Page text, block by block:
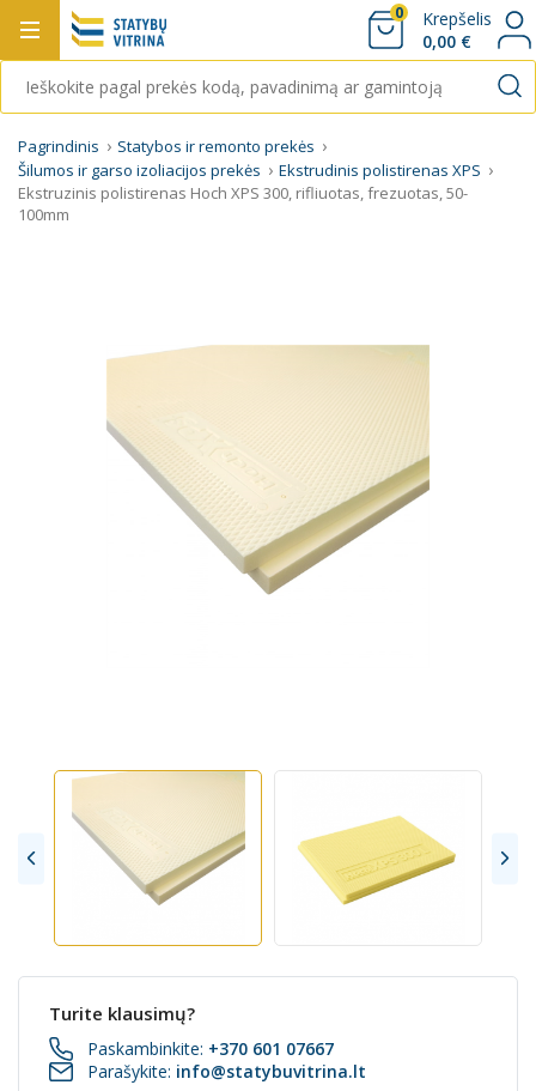
0
Krepšelis
0,00 €
Pagrindinis
Statybos ir remonto prekės
Šilumos ir garso izoliacijos prekės
Ekstrudinis polistirenas XPS
Ekstruzinis polistirenas Hoch XPS 300, rifliuotas, frezuotas, 50-
100mm
Turite klausimų?
Paskambinkite: +370 601 07667
Parašykite: info@statybuvitrina.lt